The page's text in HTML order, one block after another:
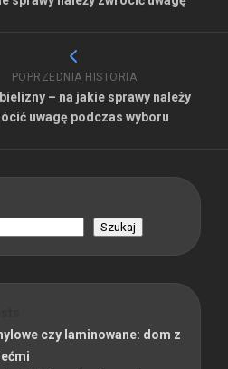
POPRZEDNIA HISTORIA
– na jakie sprawy należy
uwagę podczas wyboru
Szukaj
czy laminowane: dom z